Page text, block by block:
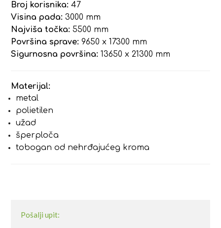
Broj korisnika: 47
Visina pada: 3000 mm
Najviša točka: 5500 mm
Površina sprave: 9650 x 17300 mm
Sigurnosna površina: 13650 x 21300 mm
Materijal:
metal
polietilen
užad
šperploča
tobogan od nehrđajućeg kroma
Pošalji upit: